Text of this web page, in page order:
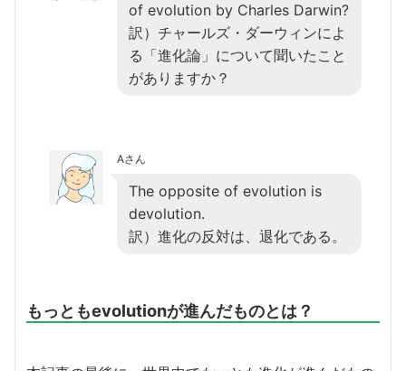
of evolution by Charles Darwin?
訳）チャールズ・ダーウィンによ
る「進化論」について聞いたこと
がありますか？
Aさん
The opposite of evolution is
devolution.
訳）進化の反対は、退化である。
もっともevolutionが進んだものとは？